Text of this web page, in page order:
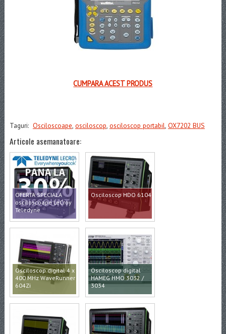
CUMPARA ACEST PRODUS
Taguri: Osciloscoape, osciloscop, osciloscop portabil, OX7202 BUS
Articole asemanatoare:
OFERTA SPECIALA
osciloscoape LeCroy
Teledyne
Osciloscop HDO 6104
Osciloscop digital 4 x
400 MHz WaveRunner
604Zi
Osciloscop digital
HAMEG HMO 3032 /
3034